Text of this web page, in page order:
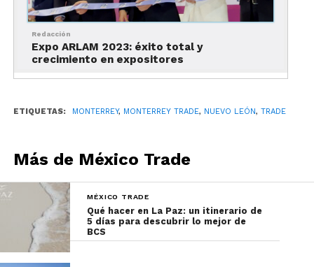
Redacción
Expo ARLAM 2023: éxito total y
crecimiento en expositores
ETIQUETAS: MONTERREY, MONTERREY TRADE, NUEVO LEÓN, TRADE
Más de México Trade
MÉXICO TRADE
Qué hacer en La Paz: un itinerario de
5 días para descubrir lo mejor de
BCS